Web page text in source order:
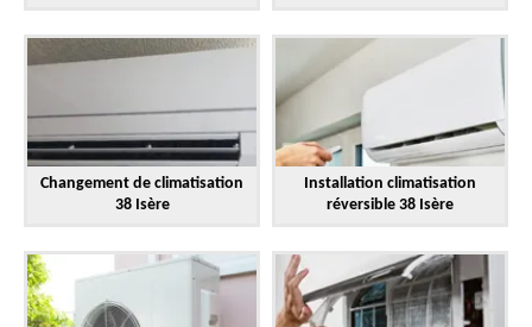
Changement de climatisation
38 Isère
Installation climatisation
réversible 38 Isère